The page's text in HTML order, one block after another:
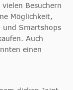
vielen Besuchern
Möglichkeit,
und Smartshops
Auch
einen